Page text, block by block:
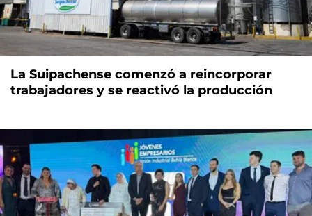
La Suipachense comenzó a reincorporar
trabajadores y se reactivó la producción